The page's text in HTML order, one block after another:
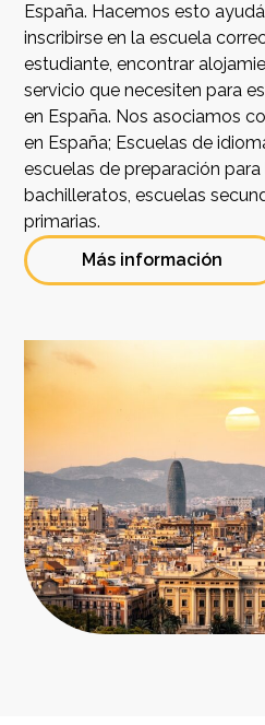
España. Hacemos esto
inscribirse en la escuela
estudiante, encontrar
servicio que necesiten para
en España. Nos asociamos
en España; Escuelas de
escuelas de preparación para
bachilleratos, escuelas
primarias.
Más información